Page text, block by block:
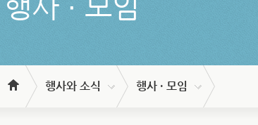
행사와 소식 행사 · 모임